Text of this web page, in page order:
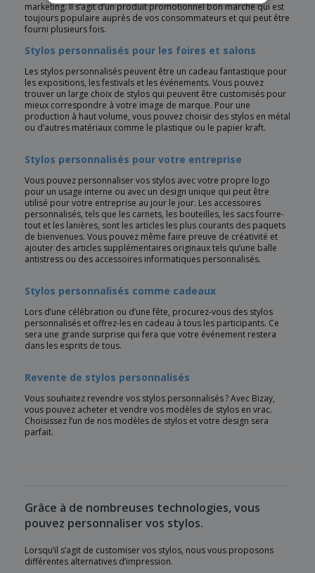
marketing. Il s’agit d’un produit promotionnel bon marché qui est
toujours populaire auprès de vos consommateurs et qui peut être
fourni plusieurs fois.
Stylos personnalisés pour les foires et salons
Les stylos personnalisés peuvent être un cadeau fantastique pour
les expositions, les festivals et les événements. Vous pouvez
trouver un large choix de stylos qui peuvent être customisés pour
mieux correspondre à votre image de marque. Pour une
production à haut volume, vous pouvez choisir des stylos en métal
ou d’autres matériaux comme le plastique ou le papier kraft.
Stylos personnalisés pour votre entreprise
Vous pouvez personnaliser vos stylos avec votre propre logo
pour un usage interne ou avec un design unique qui peut être
utilisé pour votre entreprise au jour le jour. Les accessoires
personnalisés, tels que les carnets, les bouteilles, les sacs fourre-
tout et les lanières, sont les articles les plus courants des paquets
de bienvenues. Vous pouvez même faire preuve de créativité et
ajouter des articles supplémentaires originaux tels qu’une balle
antistress ou des accessoires informatiques personnalisés.
Stylos personnalisés comme cadeaux
Lors d’une célébration ou d’une fête, procurez-vous des stylos
personnalisés et offrez-les en cadeau à tous les participants. Ce
sera une grande surprise qui fera que votre événement restera
dans les esprits de tous.
Revente de stylos personnalisés
Vous souhaitez revendre vos stylos personnalisés ? Avec Bizay,
vous pouvez acheter et vendre vos modèles de stylos en vrac.
Choisissez l’un de nos modèles de stylos et votre design sera
parfait.
Grâce à de nombreuses technologies, vous
pouvez personnaliser vos stylos.
Lorsqu’il s’agit de customiser vos stylos, nous vous proposons
différentes alternatives d’impression.